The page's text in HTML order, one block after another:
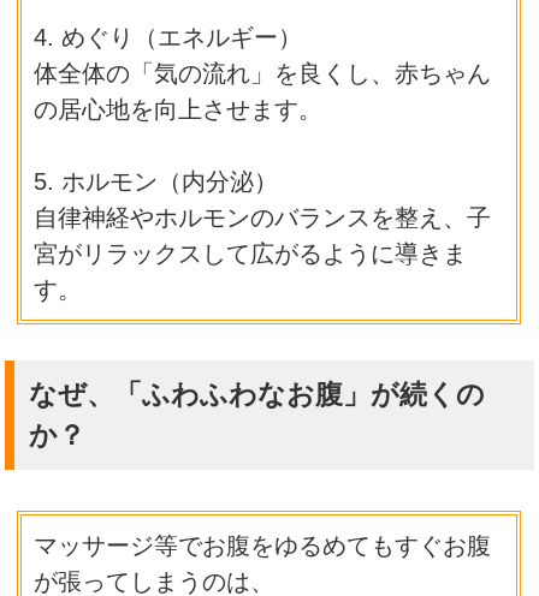
4. めぐり（エネルギー）
体全体の「気の流れ」を良くし、赤ちゃん
の居心地を向上させます。
5. ホルモン（内分泌）
自律神経やホルモンのバランスを整え、子
宮がリラックスして広がるように導きま
す。
なぜ、「ふわふわなお腹」が続くの
か？
マッサージ等でお腹をゆるめてもすぐお腹
が張ってしまうのは、